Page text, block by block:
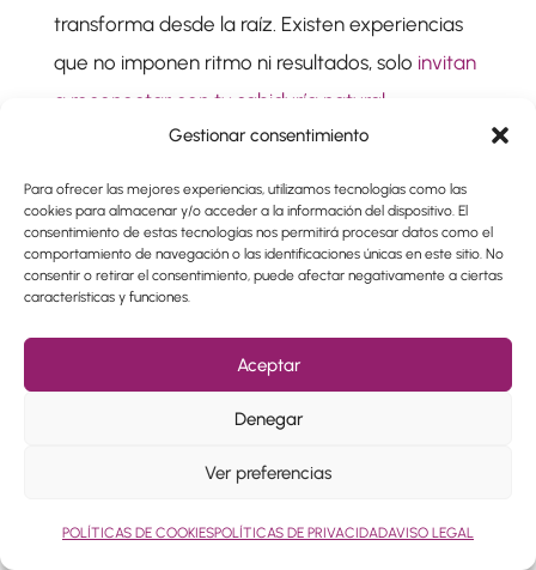
Gestionar consentimiento
Para ofrecer las mejores experiencias, utilizamos tecnologías como las
cookies para almacenar y/o acceder a la información del dispositivo. El
consentimiento de estas tecnologías nos permitirá procesar datos como el
comportamiento de navegación o las identificaciones únicas en este sitio. No
consentir o retirar el consentimiento, puede afectar negativamente a ciertas
características y funciones.
Aceptar
Denegar
Ver preferencias
POLÍTICAS DE COOKIESPOLÍTICAS DE PRIVACIDADAVISO LEGAL
transforma desde la raíz. Existen experiencias
que no imponen ritmo ni resultados, solo invitan
a reconectar con tu sabiduría natural.
7. ¿Qué miedos pueden surgir y cómo
Iniciar un proceso de sanación holística puede
remover muchas capas. Y es normal que surjan
dudas o resistencias. Algunas de las más
Miedo a sentir demasiado.
Inseguridad sobre si «serás capaz» de
sostener el proceso.
Estos miedos son parte del camino. Y suelen